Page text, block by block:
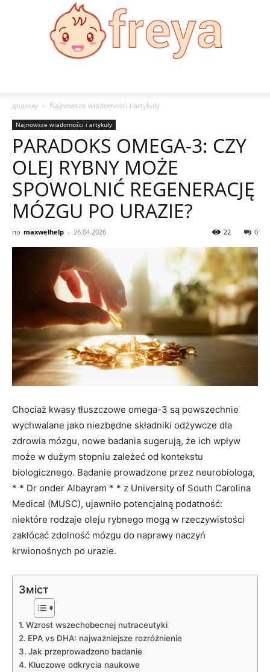
додому
Najnowsze wiadomości i artykuły
Najnowsze wiadomości i artykuły
PARADOKS OMEGA-3: CZY
OLEJ RYBNY MOŻE
SPOWOLNIĆ REGENERACJĘ
MÓZGU PO URAZIE?
по maxwelhelp - 26.04.2026 0
22
Chociaż kwasy tłuszczowe omega-3 są powszechnie
wychwalane jako niezbędne składniki odżywcze dla
zdrowia mózgu, nowe badania sugerują, że ich wpływ
może w dużym stopniu zależeć od kontekstu
biologicznego. Badanie prowadzone przez neurobiologa,
* * Dr onder Albayram * * z University of South Carolina
Medical (MUSC), ujawniło potencjalną podatność:
niektóre rodzaje oleju rybnego mogą w rzeczywistości
zakłócać zdolność mózgu do naprawy naczyń
krwionośnych po urazie.
Зміст
Wzrost wszechobecnej nutraceutyki
EPA vs DHA: najważniejsze rozróżnienie
Jak przeprowadzono badanie
Kluczowe odkrycia naukowe